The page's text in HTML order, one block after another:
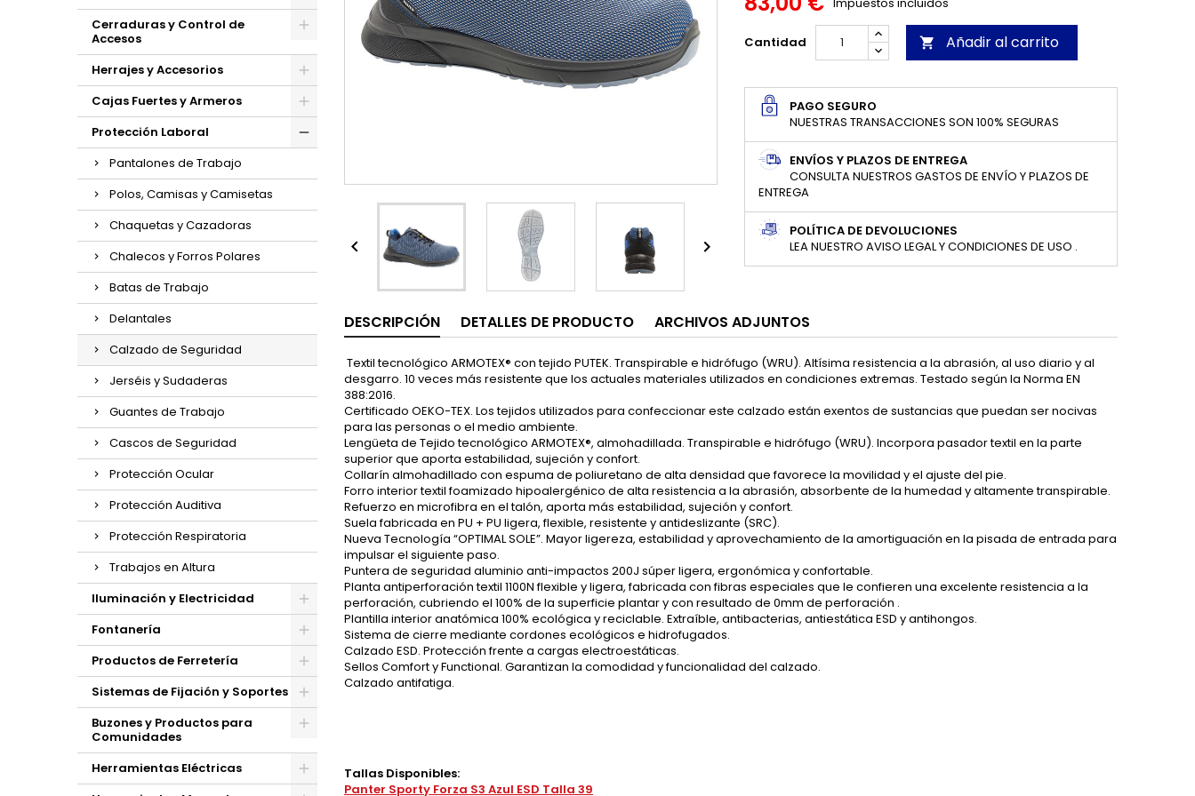
Cerraduras y Control de
Accesos
Herrajes y Accesorios
Cajas Fuertes y Armeros
Protección Laboral
Pantalones de Trabajo
Polos, Camisas y Camisetas
Chaquetas y Cazadoras
Chalecos y Forros Polares
Batas de Trabajo
Delantales
Calzado de Seguridad
Jerséis y Sudaderas
Guantes de Trabajo
Cascos de Seguridad
Protección Ocular
Protección Auditiva
Protección Respiratoria
Trabajos en Altura
Iluminación y Electricidad
Fontanería
Productos de Ferretería
Sistemas de Fijación y Soportes
Buzones y Productos para
Comunidades
Herramientas Eléctricas
 
Cantidad  Añadir al carrito
PAGO SEGURO
NUESTRAS TRANSACCIONES SON 100% SEGURAS
ENVÍOS Y PLAZOS DE ENTREGA
CONSULTA NUESTROS GASTOS DE ENVÍO Y PLAZOS DE
ENTREGA
POLÍTICA DE DEVOLUCIONES
LEA NUESTRO AVISO LEGAL Y CONDICIONES DE USO .
DESCRIPCIÓN DETALLES DE PRODUCTO ARCHIVOS ADJUNTOS
Textil tecnológico ARMOTEX® con tejido PUTEK. Transpirable e hidrófugo (WRU). Altísima resistencia a la abrasión, al uso diario y al
desgarro. 10 veces más resistente que los actuales materiales utilizados en condiciones extremas. Testado según la Norma EN
388:2016.
Certificado OEKO-TEX. Los tejidos utilizados para confeccionar este calzado están exentos de sustancias que puedan ser nocivas
para las personas o el medio ambiente.
Lengüeta de Tejido tecnológico ARMOTEX®, almohadillada. Transpirable e hidrófugo (WRU). Incorpora pasador textil en la parte
superior que aporta estabilidad, sujeción y confort.
Collarín almohadillado con espuma de poliuretano de alta densidad que favorece la movilidad y el ajuste del pie.
Forro interior textil foamizado hipoalergénico de alta resistencia a la abrasión, absorbente de la humedad y altamente transpirable.
Refuerzo en microfibra en el talón, aporta más estabilidad, sujeción y confort.
Suela fabricada en PU + PU ligera, flexible, resistente y antideslizante (SRC).
Nueva Tecnología “OPTIMAL SOLE”. Mayor ligereza, estabilidad y aprovechamiento de la amortiguación en la pisada de entrada para
impulsar el siguiente paso.
Puntera de seguridad aluminio anti-impactos 200J súper ligera, ergonómica y confortable.
Planta antiperforación textil 1100N flexible y ligera, fabricada con fibras especiales que le confieren una excelente resistencia a la
perforación, cubriendo el 100% de la superficie plantar y con resultado de 0mm de perforación .
Plantilla interior anatómica 100% ecológica y reciclable. Extraíble, antibacterias, antiestática ESD y antihongos.
Sistema de cierre mediante cordones ecológicos e hidrofugados.
Calzado ESD. Protección frente a cargas electroestáticas.
Sellos Comfort y Functional. Garantizan la comodidad y funcionalidad del calzado.
Calzado antifatiga.
Tallas Disponibles:
Panter Sporty Forza S3 Azul ESD Talla 39